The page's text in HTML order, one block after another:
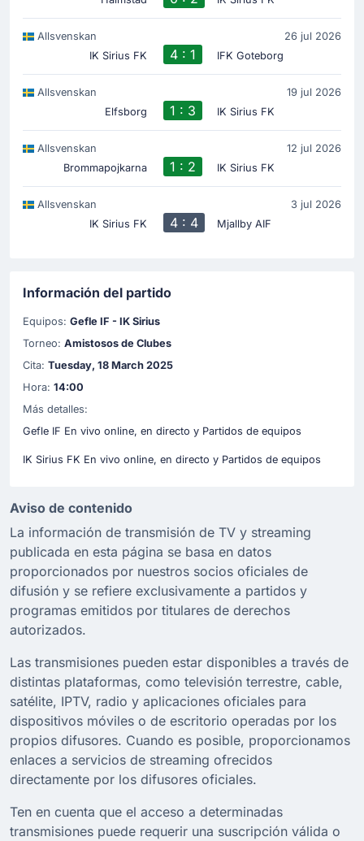
Allsvenskan
26 jul 2026
IK Sirius FK
4 : 1 IFK Goteborg
Allsvenskan
19 jul 2026
Elfsborg
1 : 3 IK Sirius FK
Allsvenskan
12 jul 2026
Brommapojkarna
1 : 2 IK Sirius FK
Allsvenskan
3 jul 2026
IK Sirius FK
4 : 4 Mjallby AIF
Información del partido
Equipos: Gefle IF - IK Sirius
Torneo: Amistosos de Clubes
Cita: Tuesday, 18 March 2025
Hora: 14:00
Más detalles:
Gefle IF En vivo online, en directo y Partidos de equipos
IK Sirius FK En vivo online, en directo y Partidos de equipos
Aviso de contenido
La información de transmisión de TV y streaming
publicada en esta página se basa en datos
proporcionados por nuestros socios oficiales de
difusión y se refiere exclusivamente a partidos y
programas emitidos por titulares de derechos
autorizados.
Las transmisiones pueden estar disponibles a través de
distintas plataformas, como televisión terrestre, cable,
satélite, IPTV, radio y aplicaciones oficiales para
dispositivos móviles o de escritorio operadas por los
propios difusores. Cuando es posible, proporcionamos
enlaces a servicios de streaming ofrecidos
directamente por los difusores oficiales.
Ten en cuenta que el acceso a determinadas
transmisiones puede requerir una suscripción válida o